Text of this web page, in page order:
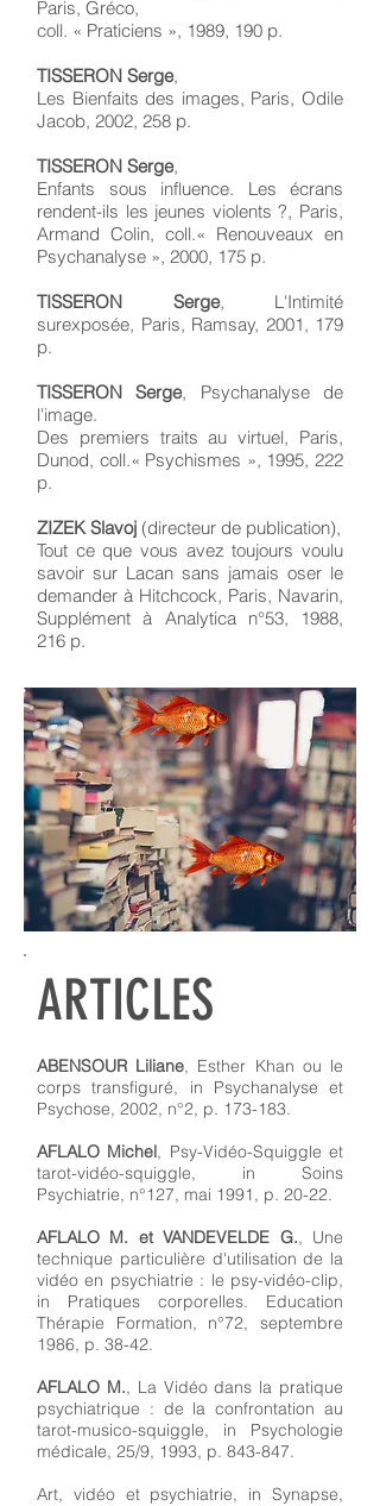
Paris, Gréco,
coll. « Praticiens », 1989, 190 p.
TISSERON Serge,
Les Bienfaits des images, Paris, Odile
Jacob, 2002, 258 p.
TISSERON Serge,
Enfants sous influence. Les écrans
rendent-ils les jeunes violents ?, Paris,
Armand Colin, coll.« Renouveaux en
Psychanalyse », 2000, 175 p.
TISSERON Serge, L'Intimité
surexposée, Paris, Ramsay, 2001, 179
p.
TISSERON Serge, Psychanalyse de
l'image.
Des premiers traits au virtuel, Paris,
Dunod, coll.« Psychismes », 1995, 222
p.
ZIZEK Slavoj (directeur de publication),
Tout ce que vous avez toujours voulu
savoir sur Lacan sans jamais oser le
demander à Hitchcock, Paris, Navarin,
Supplément à Analytica n°53, 1988,
216 p.
ARTICLES
ABENSOUR Liliane, Esther Khan ou le
corps transfiguré, in Psychanalyse et
Psychose, 2002, n°2, p. 173-183.
AFLALO Michel, Psy-Vidéo-Squiggle et
tarot-vidéo-squiggle, in Soins
Psychiatrie, n°127, mai 1991, p. 20-22.
AFLALO M. et VANDEVELDE G., Une
technique particulière d'utilisation de la
vidéo en psychiatrie : le psy-vidéo-clip,
in Pratiques corporelles. Education
Thérapie Formation, n°72, septembre
1986, p. 38-42.
AFLALO M., La Vidéo dans la pratique
psychiatrique : de la confrontation au
tarot-musico-squiggle, in Psychologie
médicale, 25/9, 1993, p. 843-847.
Art, vidéo et psychiatrie, in Synapse,